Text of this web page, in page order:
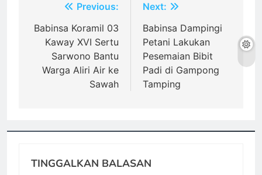
Navigasi
pos
Previous:
Babinsa Koramil 03
Kaway XVI Sertu
Sarwono Bantu
Warga Aliri Air ke
Sawah
Next:
Babinsa Dampingi
Petani Lakukan
Pesemaian Bibit
Padi di Gampong
Tamping
TINGGALKAN BALASAN